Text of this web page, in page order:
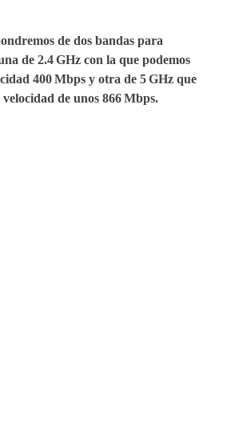
de dos bandas para
de 2.4 GHz con la que podemos
400 Mbps y otra de 5 GHz que
de unos 866 Mbps.